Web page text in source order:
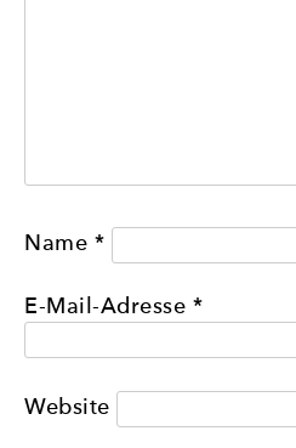
Name *
E-Mail-Adresse *
Website